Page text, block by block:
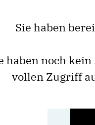
Sie haben
haben noch
vollen Zugriff